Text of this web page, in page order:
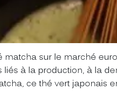
matcha sur le marché
liés à la production, à la
ce thé vert japonais